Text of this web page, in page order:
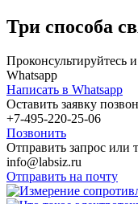
Три способа
Проконсультируйтесь
Whatsapp
Написать в Whatsapp
Оставить заявку
+7-495-220-25-06
Позвонить
Отправить запрос или
info@labsiz.ru
Отправить на почту